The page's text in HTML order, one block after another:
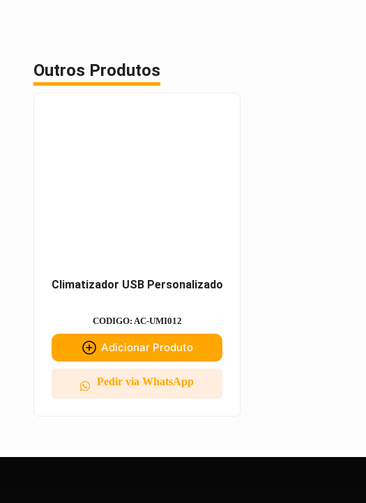
Outros Produtos
Climatizador USB Personalizado
CODIGO: AC-UMI012
Adicionar Produto
Pedir via WhatsApp